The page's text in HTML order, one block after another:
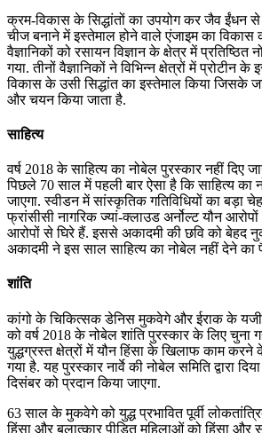
क्रम-विकास के सिद्धांतों का उपयोग कर जैव
चीज बनाने में इस्तेमाल होने वाले एंजाइम का
वैज्ञानिकों को रसायन विज्ञान के क्षेत्र में
गया. तीनों वैज्ञानिकों ने विभिन्न क्षेत्रों में प्रोटीन
विकास के उसी सिद्धांत का इस्तेमाल किया जिसके
और चयन किया जाता है.
साहित्य
वर्ष 2018 के साहित्य का नोबेल पुरस्कार नहीं दिए
पिछले 70 साल में पहली बार ऐसा है कि साहित्य का
जाएगा. स्वीडन में सांस्कृतिक गतिविधियों का बड़ा
फ्रांसीसी नागरिक ज्यां-क्लाउड अर्नोल्ट यौन
आरोपों से घिरे हैं. इससे अकादमी की छवि को बेहद
अकादमी ने इस साल साहित्य का नोबेल नहीं देने का
शांति
कांगो के चिकित्सक डेनिस मुकवेगे और ईराक के यजीदी
को वर्ष 2018 के नोबेल शांति पुरस्कार के लिए चुना
युद्धग्रस्त क्षेत्रों में यौन हिंसा के खिलाफ काम करने
गया है. यह पुरस्कार नार्वे की नोबेल समिति द्वारा
दिसंबर को प्रदान किया जाएगा.
63 साल के मुकवेगे को युद्ध प्रभावित पूर्वी
हिंसा और बलात्कार पीड़ित महिलाओं को हिंसा